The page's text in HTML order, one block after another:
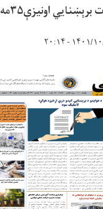
مالیي وزارت برېښنایي اونیزې۳۵مه